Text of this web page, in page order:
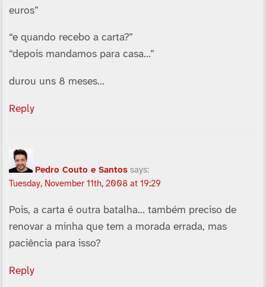
euros”
“e quando recebo a carta?”
“depois mandamos para casa…”
durou uns 8 meses…
Reply
Pedro Couto e Santos says:
Tuesday, November 11th, 2008 at 19:29
Pois, a carta é outra batalha… também preciso de
renovar a minha que tem a morada errada, mas
paciência para isso?
Reply